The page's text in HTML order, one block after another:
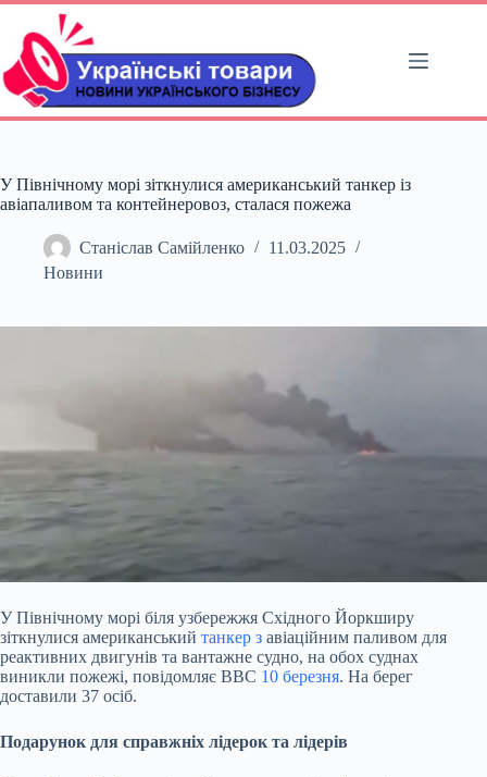
Перейти
вмісту
У Північному морі зіткнулися американський танкер із
авіапаливом та контейнеровоз, сталася пожежа
Станіслав Самійленко
11.03.2025
Новини
У Північному морі біля узбережжя Східного Йоркширу
зіткнулися американський танкер з авіаційним паливом для
реактивних двигунів та вантажне судно, на обох суднах
виникли пожежі, повідомляє ВВС 10 березня. На берег
доставили 37 осіб.
Подарунок для справжніх лідерок та лідерів